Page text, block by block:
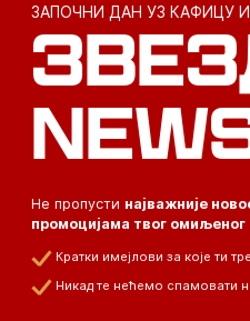
ЗАПОЧНИ ДАН УЗ КАФИЦУ И
Не пропусти најважније
промоцијама твог омиљеног
Кратки имејлови за које ти
Никад те нећемо спамовати